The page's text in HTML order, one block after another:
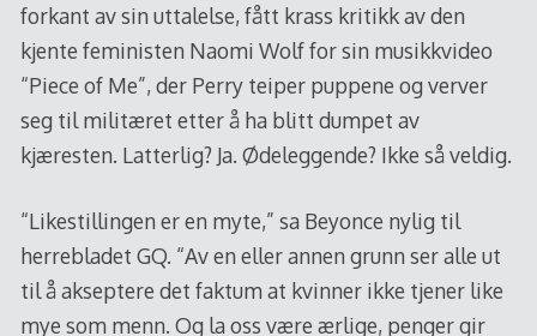
forkant av sin uttalelse, fått krass kritikk av den
kjente feministen Naomi Wolf for sin musikkvideo
“Piece of Me”, der Perry teiper puppene og verver
seg til militæret etter å ha blitt dumpet av
kjæresten. Latterlig? Ja. Ødeleggende? Ikke så veldig.
“Likestillingen er en myte,” sa Beyonce nylig til
herrebladet GQ. “Av en eller annen grunn ser alle ut
til å akseptere det faktum at kvinner ikke tjener like
mye som menn. Og la oss være ærlige, penger gir